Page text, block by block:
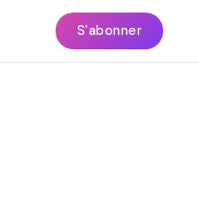
S'abonner